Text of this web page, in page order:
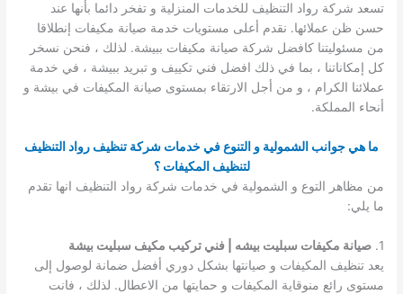
تسعد شركة رواد التنظيف للخدمات المنزلية و تفخر دائما بأنها عند
حسن ظن عملائها. نقدم أعلى مستويات خدمة صيانة مكيفات إنطلاقا
من مسئوليتنا كافضل شركة صيانة مكيفات ببيشة. لذلك ، فنحن نسخر
كل إمكاناتنا ، بما في ذلك افضل فني تكييف و تبريد ببيشة ، في خدمة
عملائنا الكرام ، و من أجل الارتقاء بمستوى صيانة المكيفات في بيشة و
أنحاء المملكة.
ما هي جوانب الشمولية و التنوع في خدمات شركة تنظيف رواد التنظيف
لتنظيف المكيفات ؟
من مظاهر التوع و الشمولية في خدمات شركة رواد التنظيف انها تقدم
ما يلي:
1. صيانة مكيفات سبليت بيشه | فني تركيب مكيف سبليت بيشة
يعد تنظيف المكيفات و صيانتها بشكل دوري أفضل ضمانة لوصول إلى
مستوى رائع منوقاية المكيفات و حمايتها من الاعطال. لذلك ، فانت